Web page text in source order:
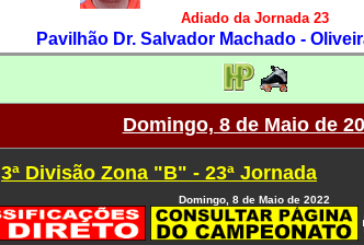
Adiado da Jornada 23
Pavilhão Dr. Salvador Machado -
Domingo, 8 de Maio de
3ª Divisão Zona "B" - 23ª Jornada
Domingo, 8 de Maio de 2022